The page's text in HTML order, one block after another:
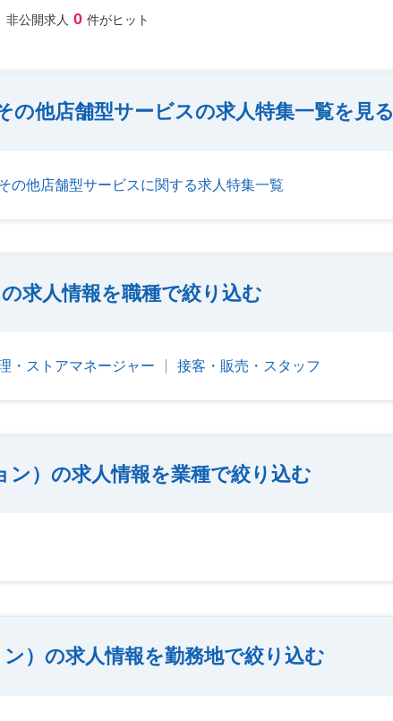
非公開求人 0 件がヒット
他店舗型サービスの求人特集一覧を見る
の他店舗型サービスに関する求人特集一覧
求人情報を職種で絞り込む
・ストアマネージャー 接客・販売・スタッフ
）の求人情報を業種で絞り込む
）の求人情報を勤務地で絞り込む